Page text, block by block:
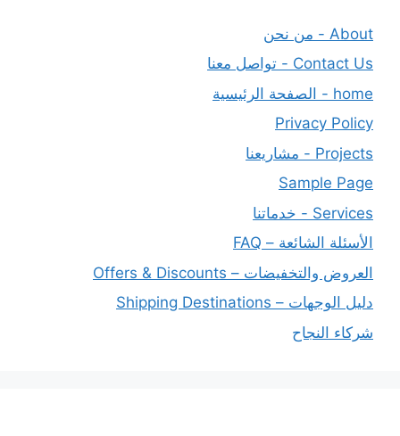
About - من نحن
Contact Us - تواصل معنا
home - الصفحة الرئيسية
Privacy Policy
Projects - مشاريعنا
Sample Page
Services - خدماتنا
الأسئلة الشائعة – FAQ
العروض والتخفيضات – Offers & Discounts
دليل الوجهات – Shipping Destinations
شركاء النجاح